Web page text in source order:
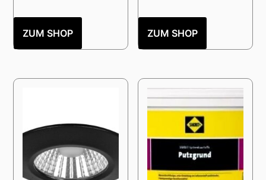
ZUM SHOP ZUM SHOP